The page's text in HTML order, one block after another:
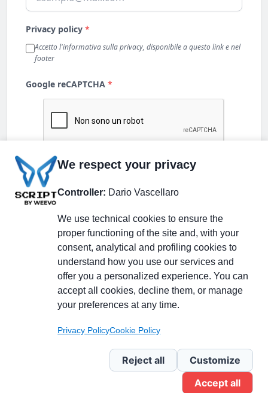
Partecipa alla discussione
Pagina Linkedin
Newsletter Linkedin
We respect your privacy
Controller: Dario Vascellaro
We use technical cookies to ensure the
proper functioning of the site and, with your
consent, analytical and profiling cookies to
understand how you use our services and
offer you a personalized experience. You can
accept all cookies, decline them, or manage
your preferences at any time.
Privacy PolicyCookie Policy
Reject all
Customize
Accept all